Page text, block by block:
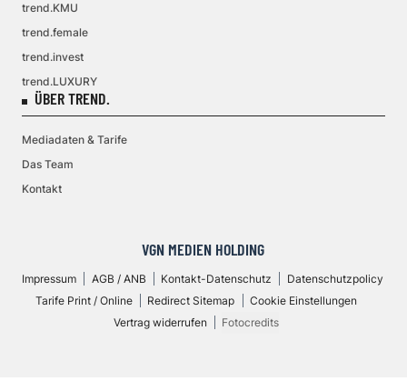
trend.KMU
trend.female
trend.invest
trend.LUXURY
ÜBER TREND.
Mediadaten & Tarife
Das Team
Kontakt
VGN MEDIEN HOLDING
Impressum AGB / ANB Kontakt-Datenschutz
Datenschutzpolicy
Tarife Print / Online
Redirect Sitemap
Cookie Einstellungen
Vertrag widerrufen
Fotocredits